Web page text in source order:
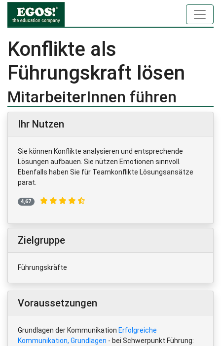
Konflikte als
Führungskraft lösen
MitarbeiterInnen führen
Ihr Nutzen
Sie können Konflikte analysieren und entsprechende
Lösungen aufbauen. Sie nützen Emotionen sinnvoll.
Ebenfalls haben Sie für Teamkonflikte Lösungsansätze
parat.
4,67
Zielgruppe
Führungskräfte
Voraussetzungen
Grundlagen der Kommunikation Erfolgreiche
Kommunikation, Grundlagen - bei Schwerpunkt Führung: